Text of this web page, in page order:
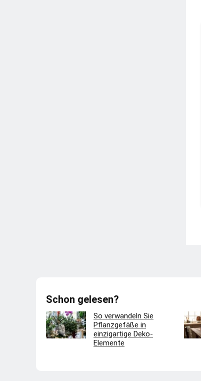
Schon gelesen?
So verwandeln Sie
Pflanzgefäße in
einzigartige Deko-
Elemente